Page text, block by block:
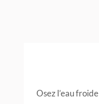
Osez l’eau froide